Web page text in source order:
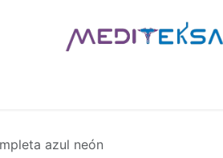
azul neón